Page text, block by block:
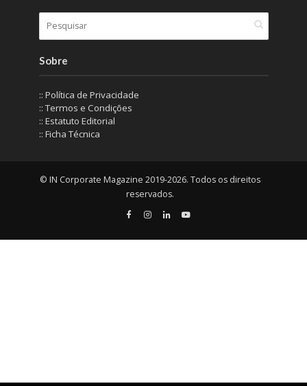
Sobre
:: Política de Privacidade
:: Termos e Condições
:: Estatuto Editorial
:: Ficha Técnica
© IN Corporate Magazine 2019-2026. Todos os direitos
reservados.